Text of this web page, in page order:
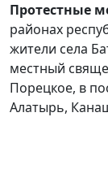
Протестные
районах
жители села
местный
Порецкое, в
Алатырь,